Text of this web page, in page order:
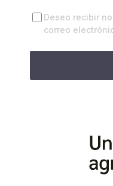
Deseo recibir
correo